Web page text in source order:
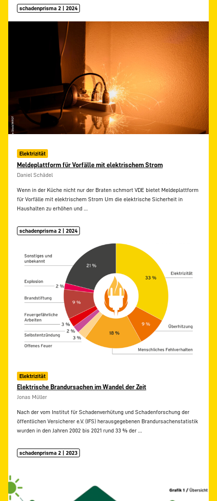
schadenprisma 2 | 2024
Elektrizität
Meldeplattform für Vorfälle mit elektrischem Strom
Daniel Schädel
Wenn in der Küche nicht nur der Braten schmort VDE bietet Meldeplattform
für Vorfälle mit elektrischem Strom Um die elektrische Sicherheit in
Haushalten zu erhöhen und
schadenprisma 2 | 2024
Elektrizität
Elektrische Brandursachen im Wandel der Zeit
Jonas Müller
Nach der vom Institut für Schadenverhütung und Schadenforschung der
öffentlichen Versicherer e.V. (IFS) herausgegebenen Brandursachenstatistik
wurden in den Jahren 2002 bis 2021 rund 33 % der …
schadenprisma 2 | 2023